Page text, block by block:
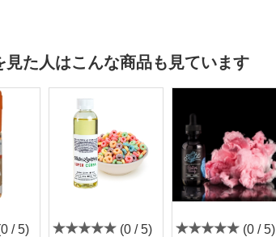
見た人はこんな商品も見ています
/ 5) (0 / 5) (0 / 5)